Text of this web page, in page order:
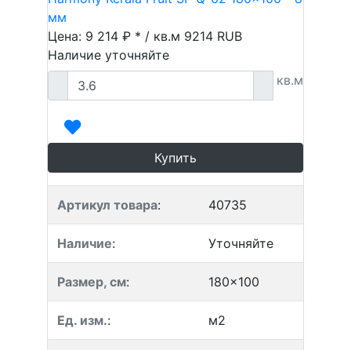
мм
Цена: 9 214 ₽ * / кв.м 9214 RUB
Наличие уточняйте
кв.м
Купить
Артикул товара: 40735
Наличие: Уточняйте
Размер, см: 180x100
Ед. изм.: м2